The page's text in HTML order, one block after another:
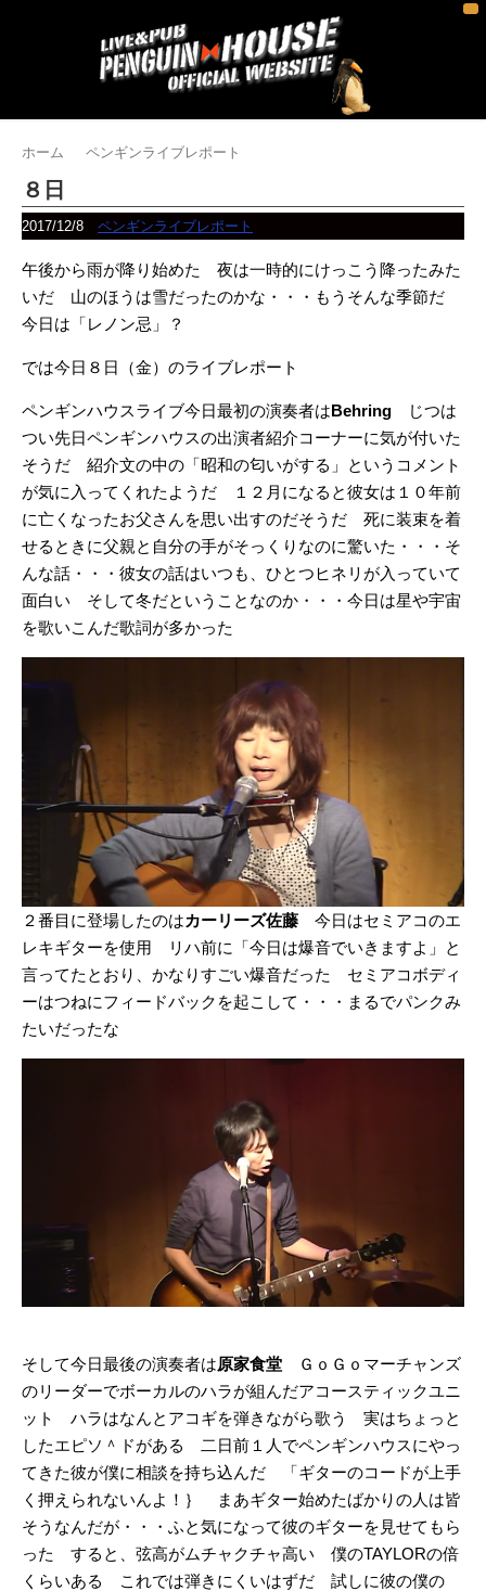
ホーム ペンギンライブレポート
８日
2017/12/8 ペンギンライブレポート
午後から雨が降り始めた 夜は一時的にけっこう降ったみた
いだ 山のほうは雪だったのかな・・・もうそんな季節だ
今日は「レノン忌」？
では今日８日（金）のライブレポート
ペンギンハウスライブ今日最初の演奏者はBehring
じつは
つい先日ペンギンハウスの出演者紹介コーナーに気が付いた
そうだ 紹介文の中の「昭和の匂いがする」というコメント
が気に入ってくれたようだ １２月になると彼女は１０年前
に亡くなったお父さんを思い出すのだそうだ 死に装束を着
せるときに父親と自分の手がそっくりなのに驚いた・・・そ
んな話・・・彼女の話はいつも、ひとつヒネリが入っていて
面白い そして冬だということなのか・・・今日は星や宇宙
を歌いこんだ歌詞が多かった
２番目に登場したのはカーリーズ佐藤 今日はセミアコのエ
レキギターを使用 リハ前に「今日は爆音でいきますよ」と
言ってたとおり、かなりすごい爆音だった セミアコボディ
ーはつねにフィードバックを起こして・・・まるでパンクみ
たいだったな
そして今日最後の演奏者は原家食堂
ＧｏＧｏマーチャンズ
のリーダーでボーカルのハラが組んだアコースティックユニ
ット ハラはなんとアコギを弾きながら歌う 実はちょっと
したエピソ＾ドがある 二日前１人でペンギンハウスにやっ
てきた彼が僕に相談を持ち込んだ 「ギターのコードが上手
く押えられないんよ！｝ まあギター始めたばかりの人は皆
そうなんだが・・・ふと気になって彼のギターを見せてもら
った すると、弦高がムチャクチャ高い 僕のTAYLORの倍
くらいある これでは弾きにくいはずだ 試しに彼の僕の